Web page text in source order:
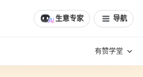
生意专家 导航
有赞学堂
分享